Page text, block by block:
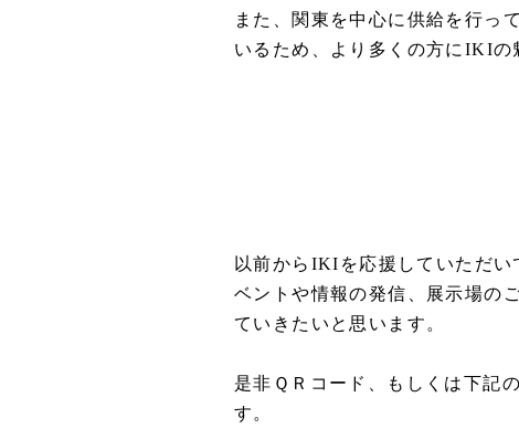
また、関東を中心に供給を行っ
いるため、より多くの方にIKIの
以前からIKIを応援していただ
ベントや情報の発信、展示場の
ていきたいと思います。
是非ＱＲコード、もしくは下記
す。